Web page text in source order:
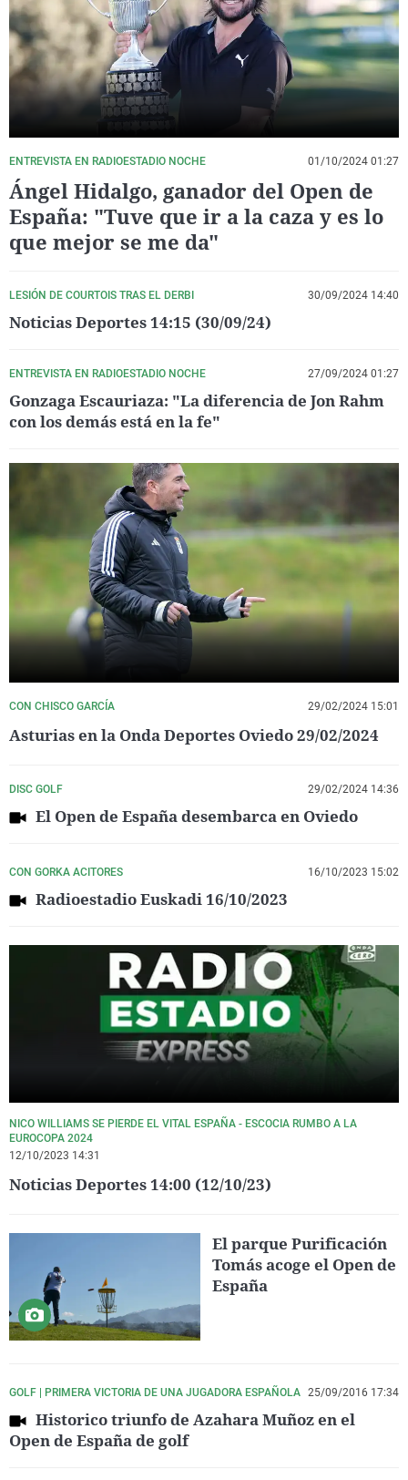
La rosa de los vientos
Gente viajera
Como el perro y el
Caso
Retornados
Equipo de
Operación Viuda
Extremadura
Galicia
La Rioja
Navarra
País Vasco
Virales
Televisión
Elecciones
ENTREVISTA EN RADIOESTADIO NOCHE 01/10/2024 01:27
Ángel Hidalgo, ganador del Open de
España: "Tuve que ir a la caza y es lo
que mejor se me da"
LESIÓN DE COURTOIS TRAS EL DERBI 30/09/2024 14:40
Noticias Deportes 14:15 (30/09/24)
ENTREVISTA EN RADIOESTADIO NOCHE 27/09/2024 01:27
Gonzaga Escauriaza: "La diferencia de Jon Rahm
con los demás está en la fe"
CON CHISCO GARCÍA 29/02/2024 15:01
Asturias en la Onda Deportes Oviedo 29/02/2024
DISC GOLF 29/02/2024 14:36
El Open de España desembarca en Oviedo
CON GORKA ACITORES 16/10/2023 15:02
Radioestadio Euskadi 16/10/2023
NICO WILLIAMS SE PIERDE EL VITAL ESPAÑA - ESCOCIA RUMBO A LA
EUROCOPA 2024
12/10/2023 14:31
Noticias Deportes 14:00 (12/10/23)
El parque Purificación
Tomás acoge el Open de
España
GOLF | PRIMERA VICTORIA DE UNA JUGADORA ESPAÑOLA 25/09/2016 17:34
Historico triunfo de Azahara Muñoz en el
Open de España de golf